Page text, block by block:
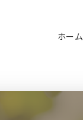
ホーム